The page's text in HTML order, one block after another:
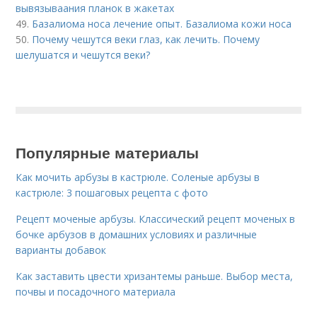
вывязываания планок в жакетах
49. Базалиома носа лечение опыт. Базалиома кожи носа
50. Почему чешутся веки глаз, как лечить. Почему
шелушатся и чешутся веки?
Популярные материалы
Как мочить арбузы в кастрюле. Соленые арбузы в
кастрюле: 3 пошаговых рецепта с фото
Рецепт моченые арбузы. Классический рецепт моченых в
бочке арбузов в домашних условиях и различные
варианты добавок
Как заставить цвести хризантемы раньше. Выбор места,
почвы и посадочного материала